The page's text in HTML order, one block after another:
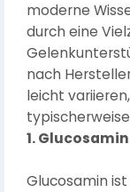
moderne
durch eine
nach
leicht
1.
Glucosamin